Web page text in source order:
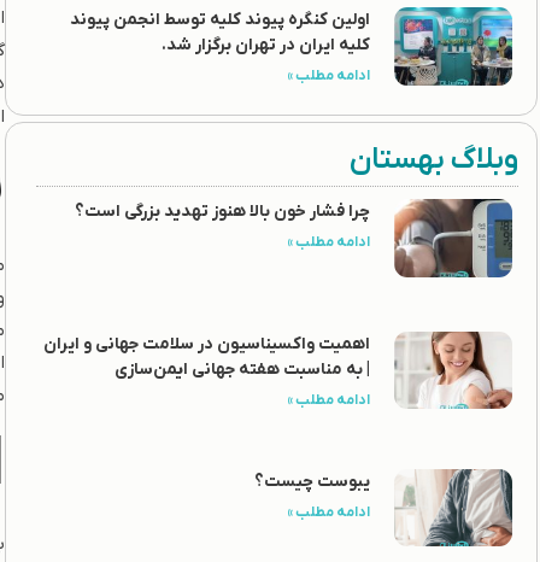
اولین کنگره پیوند کلیه توسط انجمن پیوند
کلیه ایران در تهران برگزار شد.
ادامه مطلب »
وبلاگ بهستان
چرا فشار خون بالا هنوز تهدید بزرگی است؟
ادامه مطلب »
اهمیت واکسیناسیون در سلامت جهانی و ایران
| به مناسبت هفته جهانی ایمن‌سازی
ادامه مطلب »
یبوست چیست؟
ادامه مطلب »